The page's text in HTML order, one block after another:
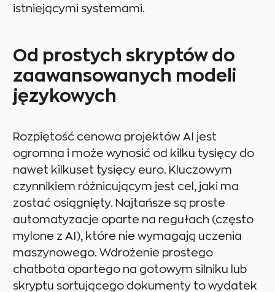
istniejącymi systemami.
Od prostych skryptów do
zaawansowanych modeli
językowych
Rozpiętość cenowa projektów AI jest
ogromna i może wynosić od kilku tysięcy do
nawet kilkuset tysięcy euro. Kluczowym
czynnikiem różnicującym jest cel, jaki ma
zostać osiągnięty. Najtańsze są proste
automatyzacje oparte na regułach (często
mylone z AI), które nie wymagają uczenia
maszynowego. Wdrożenie prostego
chatbota opartego na gotowym silniku lub
skryptu sortującego dokumenty to wydatek